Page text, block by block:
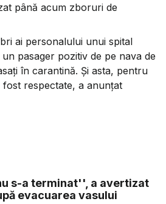
până acum zboruri de
ai personalului unui spital
pasager pozitiv de pe nava de
în carantină. Și asta, pentru
respectate, a anunțat
s-a terminat'', a avertizat
evacuarea vasului